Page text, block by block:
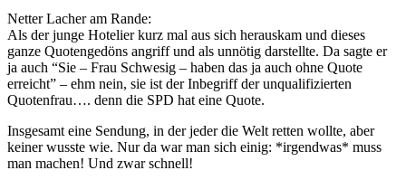
Netter Lacher am Rande:
Als der junge Hotelier kurz mal aus sich herauskam und dieses
ganze Quotengedöns angriff und als unnötig darstellte. Da sagte er
ja auch “Sie – Frau Schwesig – haben das ja auch ohne Quote
erreicht” – ehm nein, sie ist der Inbegriff der unqualifizierten
Quotenfrau…. denn die SPD hat eine Quote.
Insgesamt eine Sendung, in der jeder die Welt retten wollte, aber
keiner wusste wie. Nur da war man sich einig: *irgendwas* muss
man machen! Und zwar schnell!